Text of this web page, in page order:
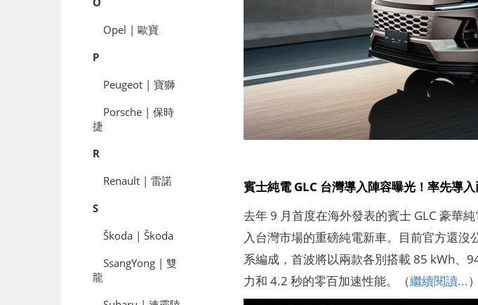
Opel | 歐寶
P
Peugeot | 寶獅
Porsche | 保時
捷
R
Renault | 雷諾
S
Škoda | Škoda
SsangYong | 雙
龍
賓士純電 GLC 台灣導入陣容曝光！率先導
去年 9 月首度在海外發表的賓士 GLC 豪華
入台灣市場的重磅純電新車。目前官方還
系編成，首波將以兩款各別搭載 85 kWh、
力和 4.2 秒的零百加速性能。（繼續閱讀...）